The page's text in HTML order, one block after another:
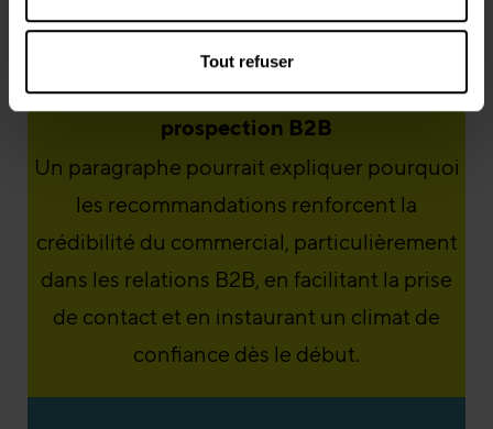
Tout refuser
L’importance des recommandations en
prospection B2B
Un paragraphe pourrait expliquer pourquoi
les recommandations renforcent la
crédibilité du commercial, particulièrement
dans les relations B2B, en facilitant la prise
de contact et en instaurant un climat de
confiance dès le début.